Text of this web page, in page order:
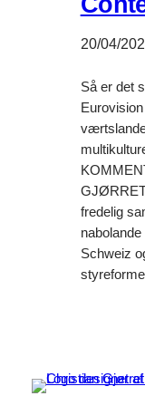
20/04/
Så er det
fredelig
Schweiz